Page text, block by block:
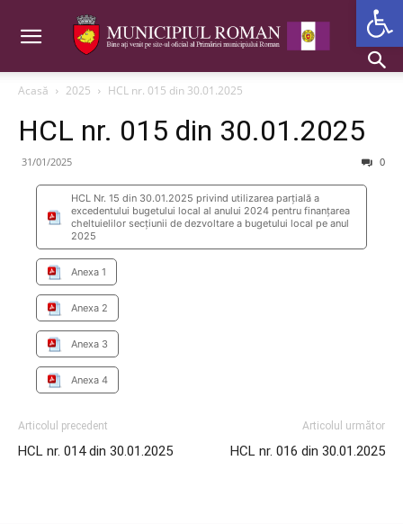
Acasă 2025 HCL nr. 015 din 30.01.2025
HCL nr. 015 din 30.01.2025
31/01/2025 0
HCL Nr. 15 din 30.01.2025 privind utilizarea parțială a
excedentului bugetului local al anului 2024 pentru finanțarea
cheltuielilor secțiunii de dezvoltare a bugetului local pe anul
2025
Anexa 1
Anexa 2
Anexa 3
Anexa 4
Articolul precedent
HCL nr. 014 din 30.01.2025
Articolul următor
HCL nr. 016 din 30.01.2025